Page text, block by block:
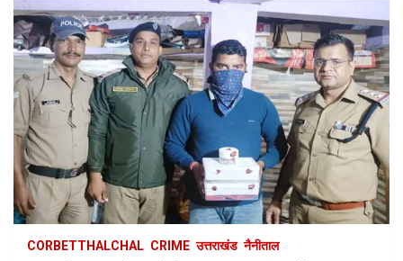
CORBETTHALCHAL CRIME उत्तराखंड नैनीताल